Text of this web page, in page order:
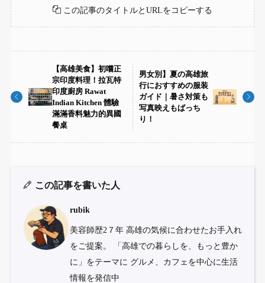
この記事のタイトルとURLをコピーする
【高雄美食】初嚐正
宗印度料理！拉瓦特
印度廚房 Rawat
Indian Kitchen 體驗
滿滿香料魅力的異國
餐桌
男女別】夏の高雄旅
行におすすめの服装
ガイド｜暑さ対策も
写真映えもばっち
り！
この記事を書いた人
rubik
美容師歴2７年 高雄の気候に合わせたお手入れ
をご提案。 「高雄での暮らしを、もっと豊か
に」をテーマに グルメ、カフェを中心に生活
情報を発信中